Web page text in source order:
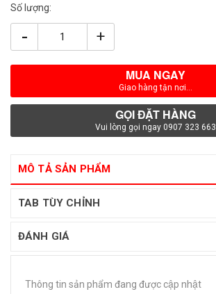
Số lượng:
- +
MUA NGAY
Giao hàng tận nơi...
GỌI ĐẶT HÀNG
Vui lòng gọi ngay 0907 323 663
MÔ TẢ SẢN PHẨM
TAB TÙY CHỈNH
ĐÁNH GIÁ
Thông tin sản phẩm đang được cập nhật